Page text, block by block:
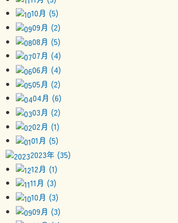
10月 (5)
09月 (2)
08月 (5)
07月 (4)
06月 (4)
05月 (2)
04月 (6)
03月 (2)
02月 (1)
01月 (5)
2023年 (35)
12月 (1)
11月 (3)
10月 (3)
09月 (3)